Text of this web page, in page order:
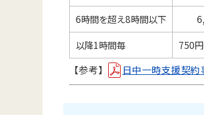
6時間を超え8時間以下
以降1時間毎
750
【参考】 日中一時支援契